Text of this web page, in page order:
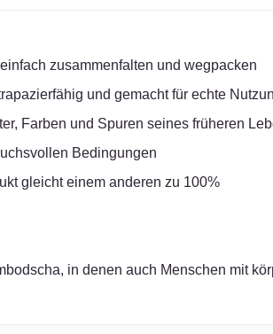
zusammenfalten und wegpacken
und gemacht für echte
Farben und Spuren seines früheren
Bedingungen
gleicht einem anderen zu 100%
in denen auch Menschen mit